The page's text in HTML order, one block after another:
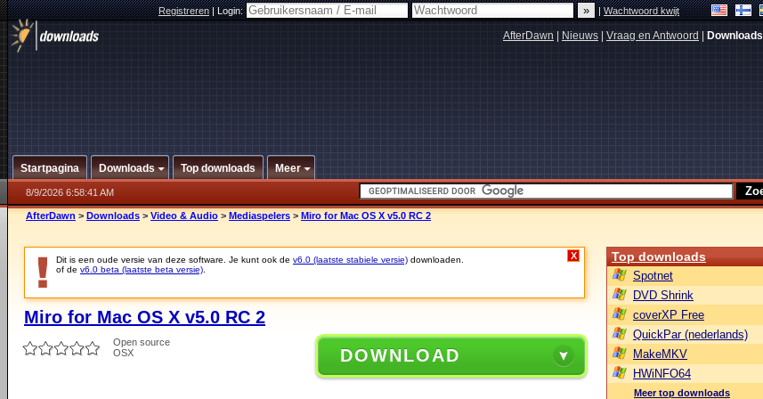
Registreren|Login: |Wachtwoord kwijt
AfterDawn Nieuws Vraag en Antwoord Downloads
Startpagina Downloads Top downloads Meer
8/9/2026 6:58:41 AM
AfterDawn > Downloads > Video & Audio > Mediaspelers > Miro for Mac OS X v5.0 RC 2
Dit is een oude versie van deze software. Je kunt ook de v6.0 (laatste stabiele versie) downloaden.
of de v6.0 beta (laatste beta versie)
X
Miro for Mac OS X v5.0 RC 2
Open source
OSX
DOWNLOAD
Top downloads
Spotnet
DVD Shrink
coverXP Free
QuickPar (nederlands)
MakeMKV
HWiNFO64
Meer top downloads